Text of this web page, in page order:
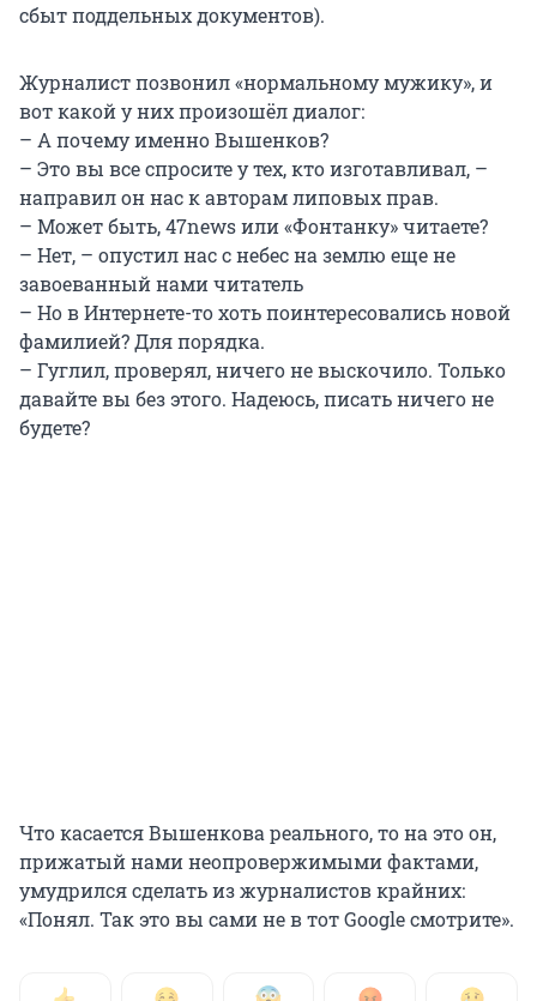
сбыт поддельных документов).
Журналист позвонил «нормальному мужику», и
вот какой у них произошёл диалог:
– А почему именно Вышенков?
– Это вы все спросите у тех, кто изготавливал, –
направил он нас к авторам липовых прав.
– Может быть, 47news или «Фонтанку» читаете?
– Нет, – опустил нас с небес на землю еще не
завоеванный нами читатель
– Но в Интернете-то хоть поинтересовались новой
фамилией? Для порядка.
– Гуглил, проверял, ничего не выскочило. Только
давайте вы без этого. Надеюсь, писать ничего не
будете?
Что касается Вышенкова реального, то на это он,
прижатый нами неопровержимыми фактами,
умудрился сделать из журналистов крайних:
«Понял. Так это вы сами не в тот Google смотрите».